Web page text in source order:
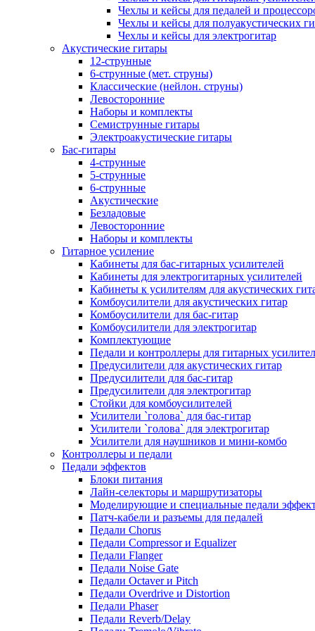
Чехлы и кейсы для педалей и
Чехлы и кейсы для полуакустических
Чехлы и кейсы для электрогитар
Акустические гитары
12-струнные
6-струнные (мет. струны)
Классические (нейлон. струны)
Левосторонние
Наборы и комплекты
Семиструнные гитары
Электроакустические гитары
Бас-гитары
4-струнные
5-струнные
6-струнные
Акустические
Безладовые
Левосторонние
Наборы и комплекты
Гитарное усиление
Кабинеты для бас-гитарных усилителей
Кабинеты для электрогитарных усилителей
Кабинеты к усилителям для акустических
Комбоусилители для акустических гитар
Комбоусилители для бас-гитар
Комбоусилители для электрогитар
Комплектующие
Педали и контроллеры для гитарных
Предусилители для акустических гитар
Предусилители для бас-гитар
Предусилители для электрогитар
Стойки для комбоусилителей
Усилители `голова` для бас-гитар
Усилители `голова` для электрогитар
Усилители для наушников и мини-комбо
Контроллеры и педали
Педали эффектов
Блоки питания
Лайн-селекторы и маршрутизаторы
Моделирующие и специальные педали
Патч-кабели и разъемы для педалей
Педали Chorus
Педали Compressor и Equalizer
Педали Flanger
Педали Noise Gate
Педали Octaver и Pitch
Педали Overdrive и Distortion
Педали Phaser
Педали Reverb/Delay